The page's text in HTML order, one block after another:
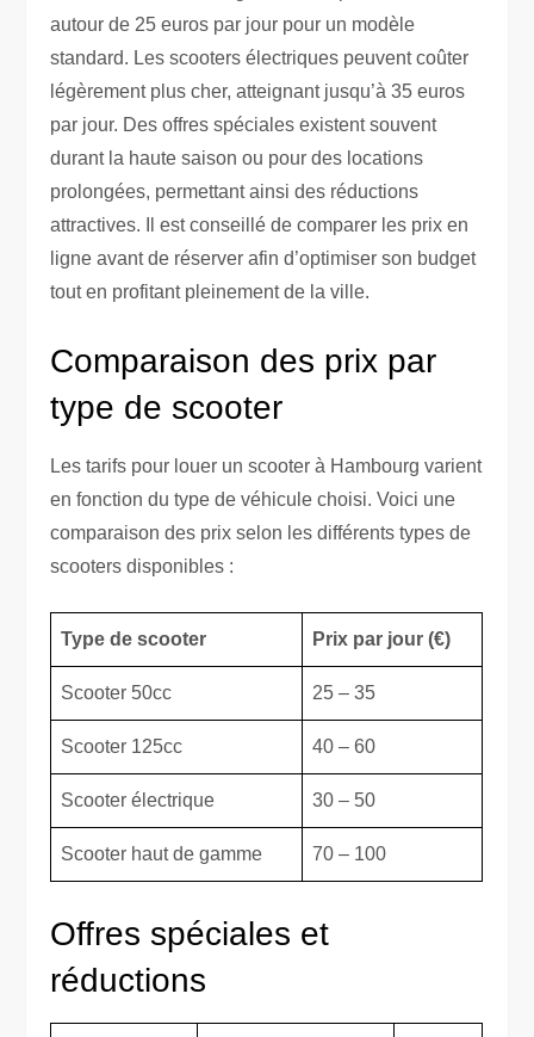
autour de 25 euros par jour pour un modèle
standard. Les scooters électriques peuvent coûter
légèrement plus cher, atteignant jusqu’à 35 euros
par jour. Des offres spéciales existent souvent
durant la haute saison ou pour des locations
prolongées, permettant ainsi des réductions
attractives. Il est conseillé de comparer les prix en
ligne avant de réserver afin d’optimiser son budget
tout en profitant pleinement de la ville.
Comparaison des prix par
type de scooter
Les tarifs pour louer un scooter à Hambourg varient
en fonction du type de véhicule choisi. Voici une
comparaison des prix selon les différents types de
scooters disponibles :
Type de scooter Prix par jour (€)
Scooter 50cc 25 – 35
Scooter 125cc 40 – 60
Scooter électrique 30 – 50
Scooter haut de gamme 70 – 100
Offres spéciales et
réductions